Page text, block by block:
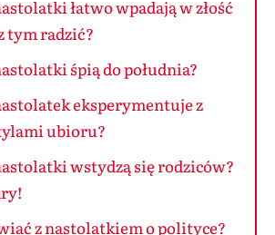
łatwo wpadają w złość
tym radzić?
śpią do południa?
eksperymentuje z
ubioru?
wstydzą się rodziców?
z nastolatkiem o polityce?